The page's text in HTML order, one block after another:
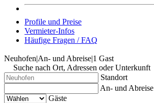
Profile und Preise
Vermieter-Infos
Häufige Fragen / FAQ
Neuhofen|An- und Abreise|1 Gast
Suche nach Ort, Adressen oder Unterkunft
Standort
An- und Abreise
Gäste